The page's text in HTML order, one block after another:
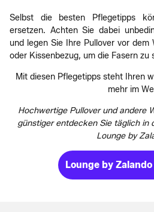
Selbst die besten Pflegetipps
ersetzen. Achten Sie dabei
und legen Sie Ihre Pullover vor dem
oder Kissenbezug, um die Fasern zu
Mit diesen Pflegetipps steht Ihren
mehr im
Hochwertige Pullover und andere
günstiger entdecken Sie täglich in
Lounge by
Lounge by